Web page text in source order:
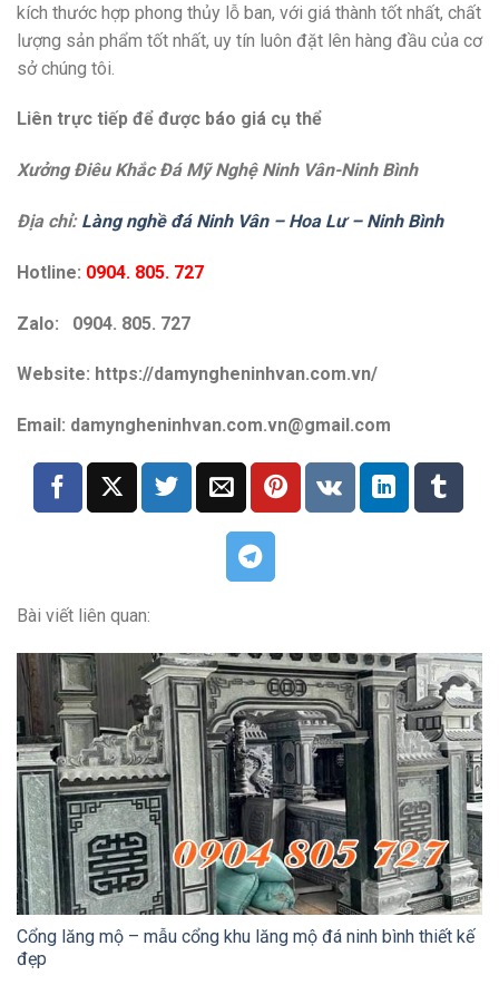
kích thước hợp phong thủy lỗ ban, với giá thành tốt nhất, chất
lượng sản phẩm tốt nhất, uy tín luôn đặt lên hàng đầu của cơ
sở chúng tôi.
Liên trực tiếp để được báo giá cụ thể
Xưởng Điêu Khắc Đá Mỹ Nghệ Ninh Vân-Ninh Bình
Địa chỉ: Làng nghề đá Ninh Vân – Hoa Lư – Ninh Bình
Hotline: 0904. 805. 727
Zalo: 0904. 805. 727
Website: https://damyngheninhvan.com.vn/
Email: damyngheninhvan.com.vn@gmail.com
Bài viết liên quan:
Cổng lăng mộ – mẫu cổng khu lăng mộ đá ninh bình thiết kế
đẹp